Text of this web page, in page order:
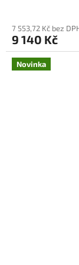
7 553,72 Kč bez
9 140 Kč
Novinka